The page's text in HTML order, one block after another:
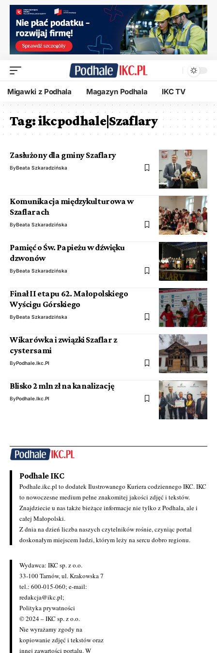
Migawki z Podhala Magazyn Podhala IKC TV
Tag:ikcpodhale|Szaflary
Zasłużony dla gminy Szaflary
ByBeata Szkaradzińska
Komunikacja międzykulturowa w
Szaflarach
ByBeata Szkaradzińska
Pamięć o Św. Papieżu w dźwięku
dzwonów
ByBeata Szkaradzińska
Finał II etapu 62. Małopolskiego
Wyścigu Górskiego
ByBeata Szkaradzińska
Wikarówka i związki Szaflar z
cystersami
ByPodhale.ikc.pl
Blisko 2 mln zł na kanalizację
ByPodhale.ikc.pl
Podhale IKC
Podhale.ikc.pl to dodatek Ilustrowanego Kuriera codziennego IKC. IKC
to nowoczesne medium pełne znakomitej jakości zdjęć i tekstów.
Znajdziecie u nas także bieżące informacje nie tylko z Podhala, ale i
całej Małopolski.
Z dnia na dzień liczba naszych czytelników rośnie, czyniąc portal
doskonałym miejscem ludzi, którym leży na sercu dobro regionu.
Wydawca: IKC sp. z o.o.
33-100 Tarnów, ul. Krakowska 7
tel.: 600-015-060; e-mail:
redakcja@ikc.pl;
Polityka prywatności
© 2024 – IKC sp. z o.o.
Nie wyrażamy zgody na
kopiowanie zdjęć i tekstów oraz
innej zawartości portalu. W